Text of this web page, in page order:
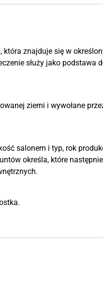
znajduje się w
służy jako podstawa
ziemi i wywołane
salonem i typ, rok
określa, które następnie